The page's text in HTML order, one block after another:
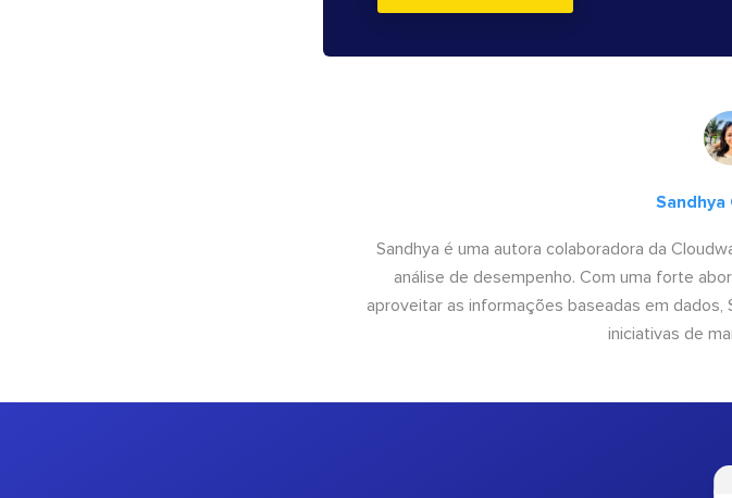
Sandhya
Sandhya é uma autora colaboradora da
análise de desempenho. Com uma forte
aproveitar as informações baseadas em
iniciativas de